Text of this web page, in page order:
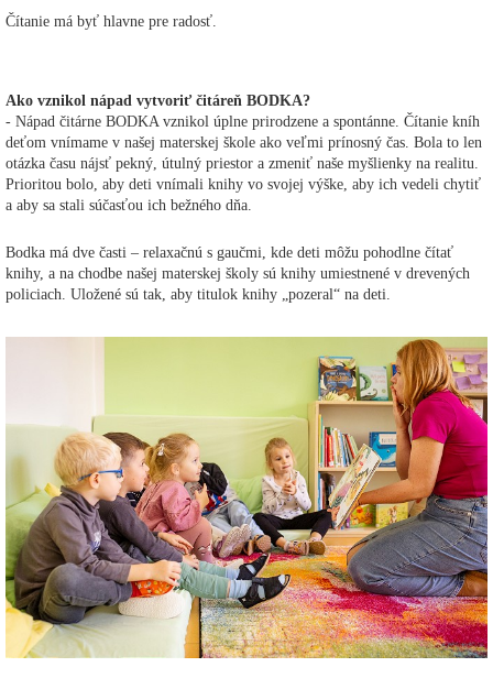
Čítanie má byť hlavne pre radosť.
Ako vznikol nápad vytvoriť čitáreň BODKA?
- Nápad čitárne BODKA vznikol úplne prirodzene a spontánne. Čítanie kníh
deťom vnímame v našej materskej škole ako veľmi prínosný čas. Bola to len
otázka času nájsť pekný, útulný priestor a zmeniť naše myšlienky na realitu.
Prioritou bolo, aby deti vnímali knihy vo svojej výške, aby ich vedeli chytiť
a aby sa stali súčasťou ich bežného dňa.
Bodka má dve časti – relaxačnú s gaučmi, kde deti môžu pohodlne čítať
knihy, a na chodbe našej materskej školy sú knihy umiestnené v drevených
policiach. Uložené sú tak, aby titulok knihy „pozeral“ na deti.